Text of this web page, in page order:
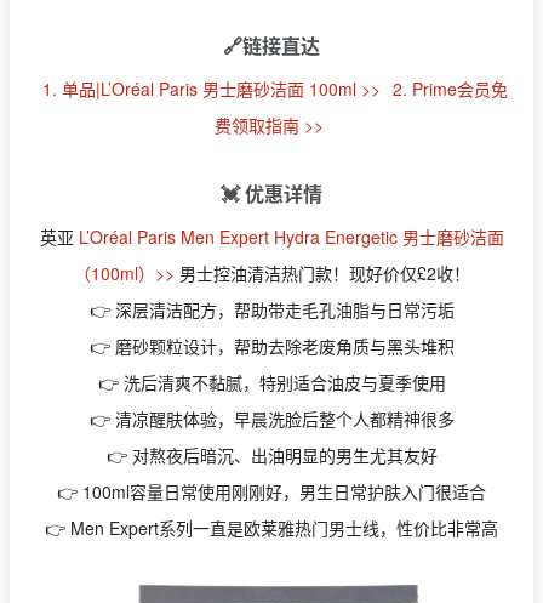
🔗链接直达
1. 单品|L’Oréal Paris 男士磨砂洁面 100ml >> 2. Prime会员免
费领取指南 >>
💓 优惠详情
英亚 L’Oréal Paris Men Expert Hydra Energetic 男士磨砂洁面
（100ml）>> 男士控油清洁热门款！现好价仅£2收！
👉 深层清洁配方，帮助带走毛孔油脂与日常污垢
👉 磨砂颗粒设计，帮助去除老废角质与黑头堆积
👉 洗后清爽不黏腻，特别适合油皮与夏季使用
👉 清凉醒肤体验，早晨洗脸后整个人都精神很多
👉 对熬夜后暗沉、出油明显的男生尤其友好
👉 100ml容量日常使用刚刚好，男生日常护肤入门很适合
👉 Men Expert系列一直是欧莱雅热门男士线，性价比非常高